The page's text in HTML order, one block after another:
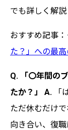
でも詳しく解説
おすすめ記事：
た？」への最
Q. 「〇年間の
たか？」
A. 「
ただ休むだけ
向き合い、復